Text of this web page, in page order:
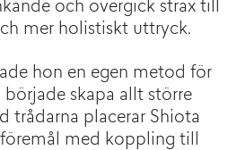
och övergick strax till
mer holistiskt uttryck.
hon en egen metod för
skapa allt större
trådarna placerar Shiota
med koppling till